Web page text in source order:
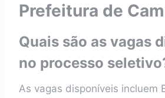
Prefeitura de
Quais são as vagas
no processo
As vagas disponíveis incluem